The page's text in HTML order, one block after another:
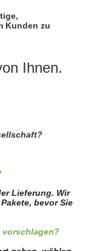
Kunden zu
Ihnen.
Lieferung. Wir
bevor Sie
vorschlagen?